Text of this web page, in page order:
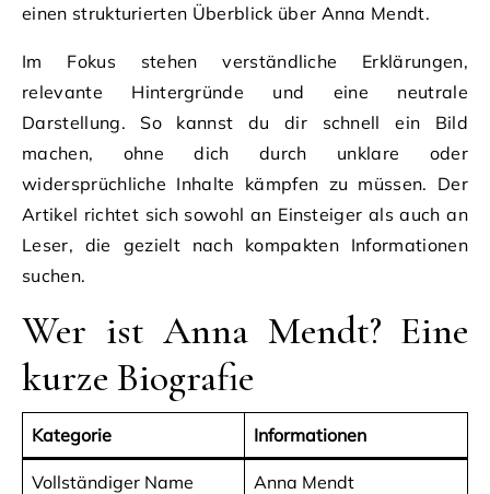
einen strukturierten Überblick über Anna Mendt.
Im Fokus stehen verständliche Erklärungen,
relevante Hintergründe und eine neutrale
Darstellung. So kannst du dir schnell ein Bild
machen, ohne dich durch unklare oder
widersprüchliche Inhalte kämpfen zu müssen. Der
Artikel richtet sich sowohl an Einsteiger als auch an
Leser, die gezielt nach kompakten Informationen
suchen.
Wer ist Anna Mendt? Eine
kurze Biografie
Kategorie Informationen
Vollständiger Name Anna Mendt